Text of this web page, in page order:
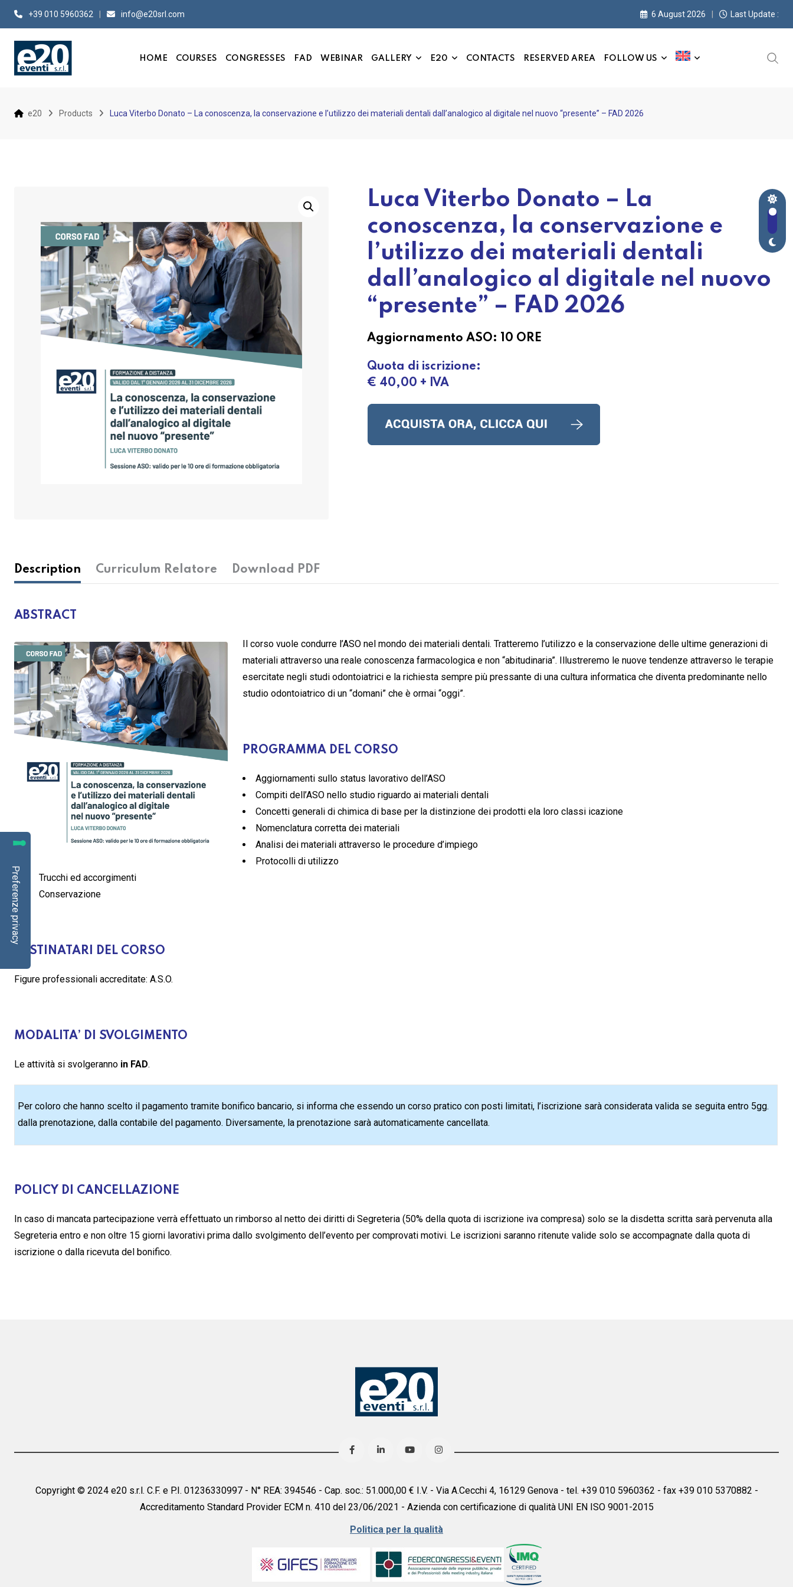
Skip
content
+39 010 5960362 info@e20srl.com⁣ 6 August 2026 Last Update :
HOME COURSES CONGRESSES FAD WEBINAR GALLERY E20 CONTACTS RESERVED AREA FOLLOW US
e20 Products Luca Viterbo Donato – La conoscenza, la conservazione e l’utilizzo dei materiali dentali dall’analogico al digitale nel nuovo “presente” – FAD 2026
Luca Viterbo Donato – La
conoscenza, la conservazione e
l’utilizzo dei materiali dentali
dall’analogico al digitale nel nuovo
“presente” – FAD 2026
Aggiornamento ASO: 10 ORE
Quota di iscrizione:
€ 40,00 + IVA
Description Curriculum Relatore Download PDF
ABSTRACT
Il corso vuole condurre l’ASO nel mondo dei materiali dentali. Tratteremo l’utilizzo e la conservazione delle ultime generazioni di
materiali attraverso una reale conoscenza farmacologica e non “abitudinaria”. Illustreremo le nuove tendenze attraverso le terapie
esercitate negli studi odontoiatrici e la richiesta sempre più pressante di una cultura informatica che diventa predominante nello
studio odontoiatrico di un “domani” che è ormai “oggi”.
PROGRAMMA DEL CORSO
Aggiornamenti sullo status lavorativo dell’ASO
Compiti dell’ASO nello studio riguardo ai materiali dentali
Concetti generali di chimica di base per la distinzione dei prodotti ela loro classi icazione
Nomenclatura corretta dei materiali
Analisi dei materiali attraverso le procedure d’impiego
Protocolli di utilizzo
Trucchi ed accorgimenti
Conservazione
DESTINATARI DEL CORSO
Figure professionali accreditate: A.S.O.
MODALITA’ DI SVOLGIMENTO
Le attività si svolgeranno in FAD.
Per coloro che hanno scelto il pagamento tramite bonifico bancario, si informa che essendo un corso pratico con posti limitati, l’iscrizione sarà considerata valida se seguita entro 5gg.
dalla prenotazione, dalla contabile del pagamento. Diversamente, la prenotazione sarà automaticamente cancellata.
POLICY DI CANCELLAZIONE
In caso di mancata partecipazione verrà effettuato un rimborso al netto dei diritti di Segreteria (50% della quota di iscrizione iva compresa) solo se la disdetta scritta sarà pervenuta alla
Segreteria entro e non oltre 15 giorni lavorativi prima dallo svolgimento dell’evento per comprovati motivi. Le iscrizioni saranno ritenute valide solo se accompagnate dalla quota di
iscrizione o dalla ricevuta del bonifico.
Copyright © 2024 e20 s.r.l. C.F. e P.I. 01236330997 - N° REA: 394546 - Cap. soc.: 51.000,00 € I.V. - Via A.Cecchi 4, 16129 Genova - tel. +39 010 5960362 - fax +39 010 5370882 -
Accreditamento Standard Provider ECM n. 410 del 23/06/2021 - Azienda con certificazione di qualità UNI EN ISO 9001-2015
Politica per la qualità